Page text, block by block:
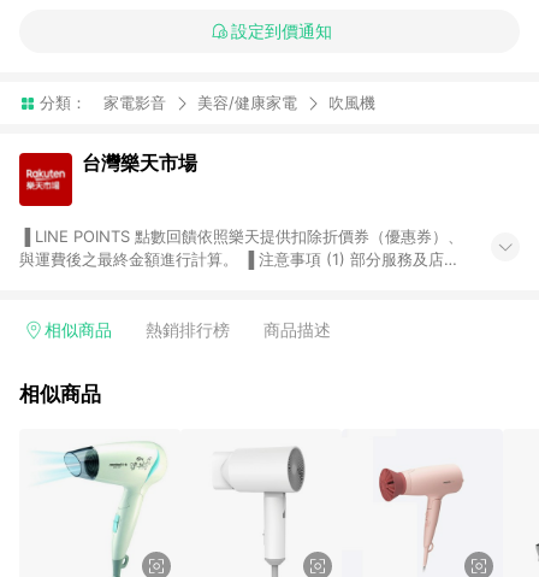
設定到價通知
分類： 家電影音 美容/健康家電 吹風機
台灣樂天市場
與運費後之最終金額進行計算。 ▐ 注意事項 (1) 部分服務及店家
Smart mobile、神腦生活、JS巨盛、樂天KOBO電子書，請詳閱
台灣樂天市場，並在同一瀏覽器於24小時內結帳，才享有 LINE
市場 45 天內完成訂單出貨及結帳，則不符合贈點資格。 (4) 如
使用APP、或中途瀏覽比價網、回饋網、Google等其他網頁、或
由網頁版(電腦版/手機版網頁)切換為App都將會造成追蹤中斷而
無法進行 LINE POINTS 回饋。 (5) LINE 購物為購物資訊整合性
平台，商品資料更新會有時間差，如顯示之商品規格、顏色、價
位、贈品與台灣樂天市場銷售網頁不符，以銷售網頁標示為準。
相似商品 熱銷排行榜 商品描述
相似商品